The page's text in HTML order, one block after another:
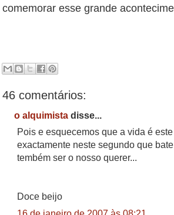
comemorar esse grande
46 comentários:
o alquimista disse...
Pois e esquecemos que a vida é
exactamente neste segundo que
tembém ser o nosso querer...
Doce beijo